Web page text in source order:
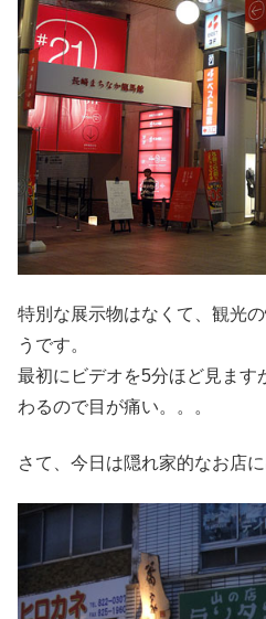
特別な展示物はなくて、観光
うです。
最初にビデオを5分ほど見ます
わるので目が痛い。。。
さて、今日は隠れ家的なお店